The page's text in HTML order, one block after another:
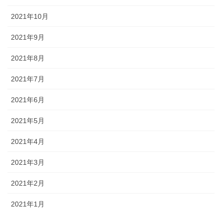
2021年10月
2021年9月
2021年8月
2021年7月
2021年6月
2021年5月
2021年4月
2021年3月
2021年2月
2021年1月